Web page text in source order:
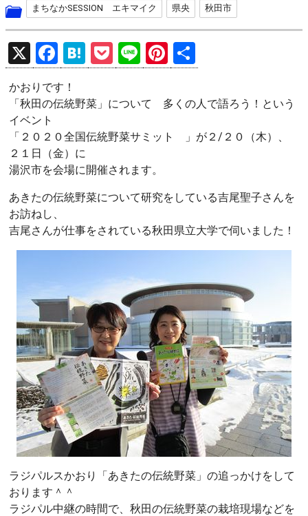
まちなかSESSION エキマイク 県央 秋田市
X
F
a
ce
o
o
k
H
at
e
a
P
o
ck
Li
n
e
Pi
nt
er
t
有
かおりです！
「秋田の伝統野菜」について 多くの人で語ろう！という
イベント
「２０２０全国伝統野菜サミット 」が２/２０（木）、
２１日（金）に
湯沢市を会場に開催されます。
あきたの伝統野菜について研究をしている吉尾聖子さんを
お訪ねし、
吉尾さんが仕事をされている秋田県立大学で伺いました！
ラジパルスかおり「あきたの伝統野菜」の追っかけをして
おります＾＾
ラジパル中継の時間で、秋田の伝統野菜の栽培現場などを